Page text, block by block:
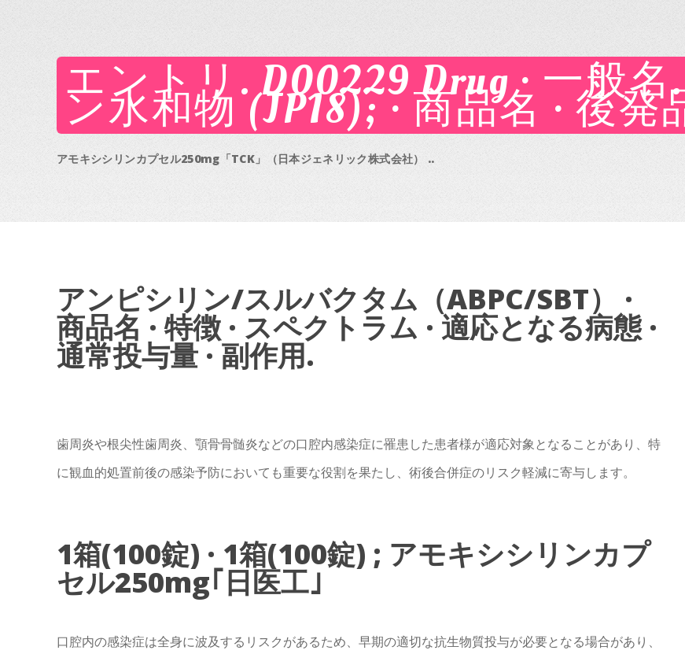
エントリ. D00229 Drug · 一般
ン水和物 (JP18); · 商品名 · 後発
アモキシシリンカプセル250mg「TCK」（日本ジェネリック株式会社） ..
アンピシリン/スルバクタム（ABPC/SBT） ·
商品名 · 特徴 · スペクトラム · 適応となる病態 ·
通常投与量 · 副作用.
歯周炎や根尖性歯周炎、顎骨骨髄炎などの口腔内感染症に罹患した患者様が適応対象となることがあり、特
に観血的処置前後の感染予防においても重要な役割を果たし、術後合併症のリスク軽減に寄与します。
1箱(100錠) · 1箱(100錠) ; アモキシシリンカプ
セル250mg｢日医工｣
口腔内の感染症は全身に波及するリスクがあるため、早期の適切な抗生物質投与が必要となる場合があり、